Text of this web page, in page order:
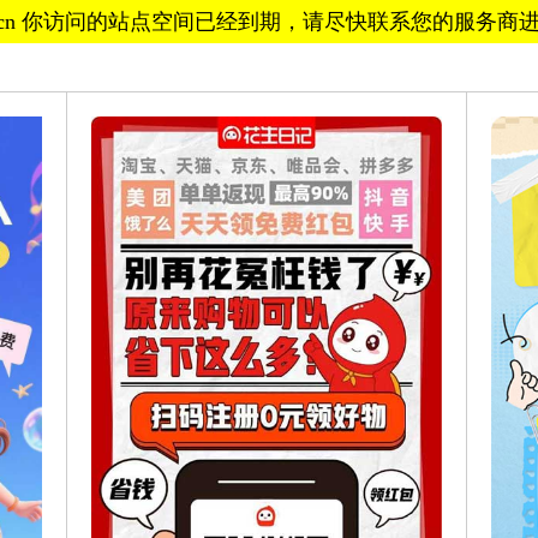
你访问的站点空间已经到期，请尽快联系您的服务商